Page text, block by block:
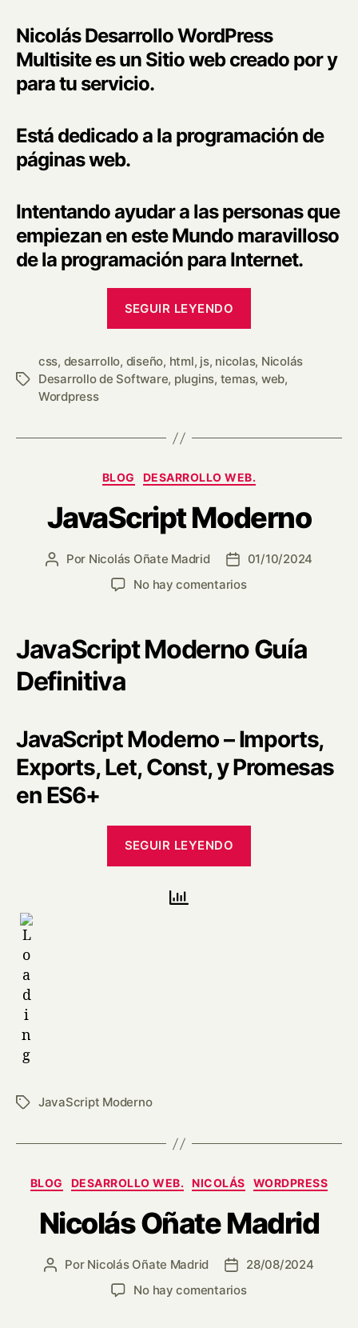
Nicolás Desarrollo WordPress
Multisite es un Sitio web creado por y
para tu servicio.
Está dedicado a la programación de
páginas web.
Intentando ayudar a las personas que
empiezan en este Mundo maravilloso
de la programación para Internet.
SEGUIR LEYENDO
css, desarrollo, diseño, html, js, nicolas, Nicolás
Desarrollo de Software, plugins, temas, web,
Wordpress
BLOG DESARROLLO WEB.
JavaScript Moderno
Por Nicolás Oñate Madrid
01/10/2024
No hay comentarios
JavaScript Moderno Guía
Definitiva
JavaScript Moderno – Imports,
Exports, Let, Const, y Promesas
en ES6+
SEGUIR LEYENDO
JavaScript Moderno
BLOG DESARROLLO WEB. NICOLÁS WORDPRESS
Nicolás Oñate Madrid
Por Nicolás Oñate Madrid
28/08/2024
No hay comentarios